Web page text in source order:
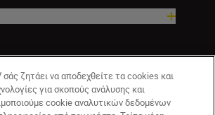
ζητάει να αποδεχθείτε τα cookies και
για σκοπούς ανάλυσης και
cookie αναλυτικών δεδομένων